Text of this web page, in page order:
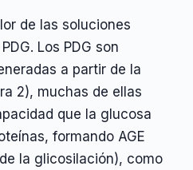
de las soluciones
Los PDG son
a partir de la
2), muchas de ellas
que la glucosa
formando AGE
la glicosilación), como